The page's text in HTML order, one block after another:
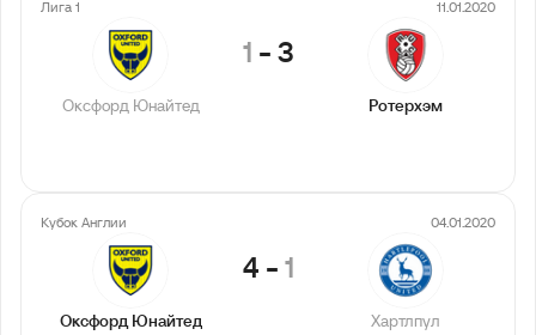
Лига 1 11.01.2020
Оксфорд Юнайтед
1 -3
Ротерхэм
Кубок Англии 04.01.2020
Оксфорд Юнайтед
4 -1
Хартлпул